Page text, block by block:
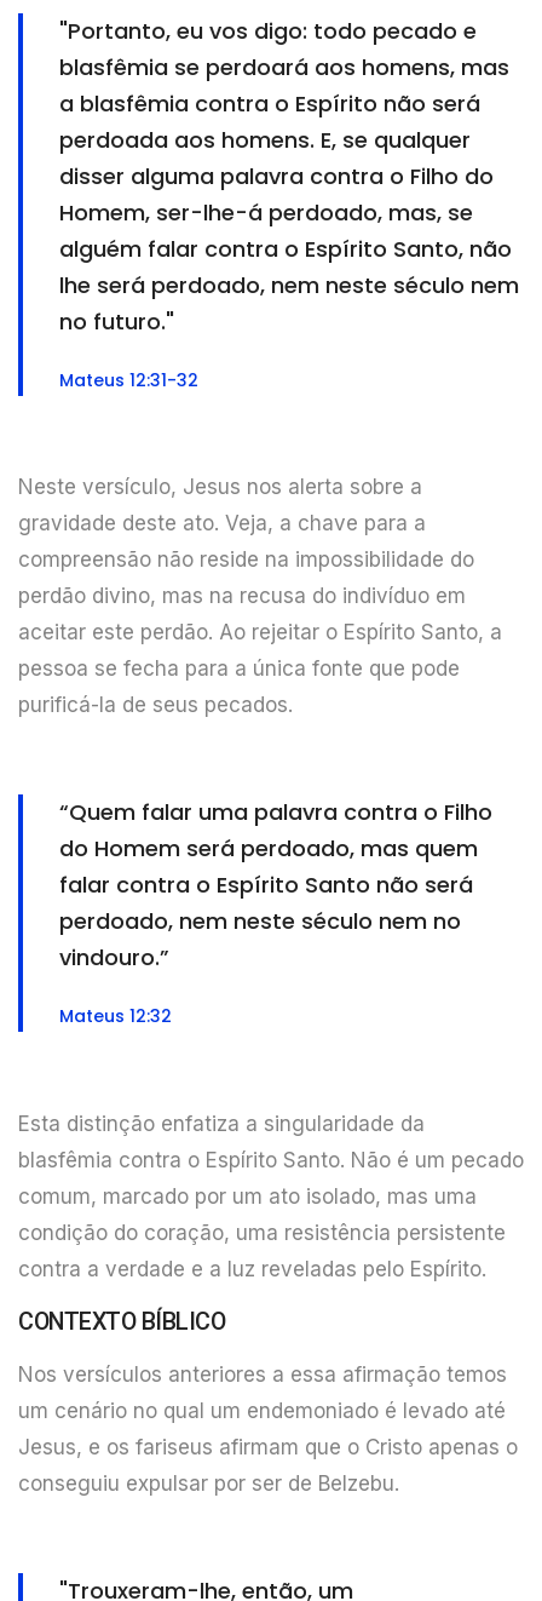
"Portanto, eu vos digo: todo pecado e
blasfêmia se perdoará aos homens, mas
a blasfêmia contra o Espírito não será
perdoada aos homens. E, se qualquer
disser alguma palavra contra o Filho do
Homem, ser-lhe-á perdoado, mas, se
alguém falar contra o Espírito Santo, não
lhe será perdoado, nem neste século nem
no futuro."
Mateus 12:31-32
Neste versículo, Jesus nos alerta sobre a
gravidade deste ato. Veja, a chave para a
compreensão não reside na impossibilidade do
perdão divino, mas na recusa do indivíduo em
aceitar este perdão. Ao rejeitar o Espírito Santo, a
pessoa se fecha para a única fonte que pode
purificá-la de seus pecados.
“Quem falar uma palavra contra o Filho
do Homem será perdoado, mas quem
falar contra o Espírito Santo não será
perdoado, nem neste século nem no
vindouro.”
Mateus 12:32
Esta distinção enfatiza a singularidade da
blasfêmia contra o Espírito Santo. Não é um pecado
comum, marcado por um ato isolado, mas uma
condição do coração, uma resistência persistente
contra a verdade e a luz reveladas pelo Espírito.
CONTEXTO BÍBLICO
Nos versículos anteriores a essa afirmação temos
um cenário no qual um endemoniado é levado até
Jesus, e os fariseus afirmam que o Cristo apenas o
conseguiu expulsar por ser de Belzebu.
"Trouxeram-lhe, então, um